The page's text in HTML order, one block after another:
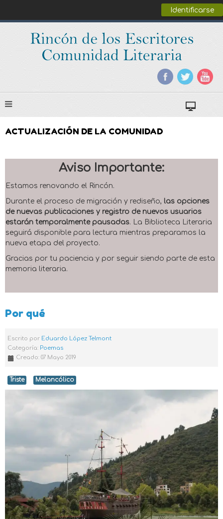
Identificarse
ACTUALIZACIÓN DE LA COMUNIDAD
Aviso Importante:
Estamos renovando el Rincón.
Durante el proceso de migración y rediseño, las opciones
de nuevas publicaciones y registro de nuevos usuarios
estarán temporalmente pausadas. La Biblioteca Literaria
seguirá disponible para lectura mientras preparamos la
nueva etapa del proyecto.
Gracias por tu paciencia y por seguir siendo parte de esta
memoria literaria.
Por qué
Escrito por Eduardo López Telmont
Categoría: Poemas
Creado: 07 Mayo 2019
Triste Melancólico